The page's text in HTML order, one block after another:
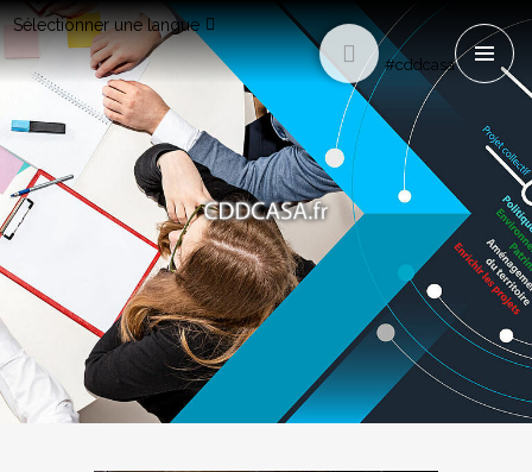
Sélectionner une langue
#cddcasa